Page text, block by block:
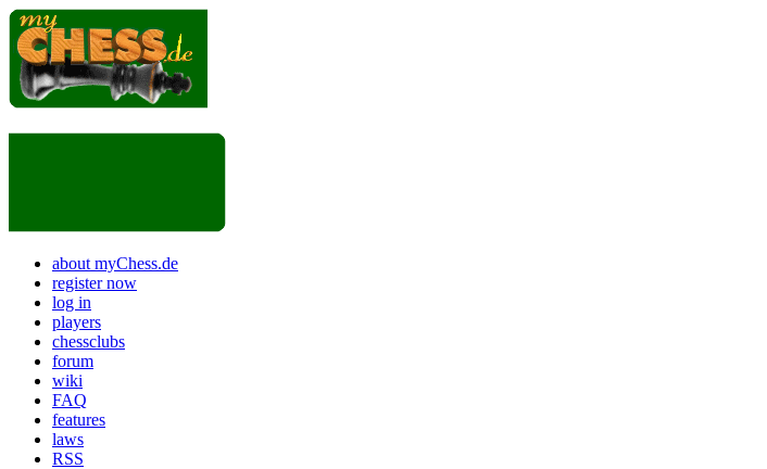
about myChess.de
register now
log in
players
chessclubs
forum
wiki
FAQ
features
laws
RSS